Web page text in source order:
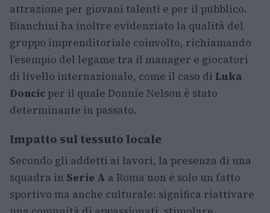
attrazione per giovani talenti e per il pubblico.
Bianchini ha inoltre evidenziato la qualità del
gruppo imprenditoriale coinvolto, richiamando
l’esempio del legame tra il manager e giocatori
di livello internazionale, come il caso di Luka
Doncicper il quale Donnie Nelson è stato
determinante in passato.
Impatto sul tessuto locale
Secondo gli addetti ai lavori, la presenza di una
squadra in Serie A a Roma non è solo un fatto
sportivo ma anche culturale: significa riattivare